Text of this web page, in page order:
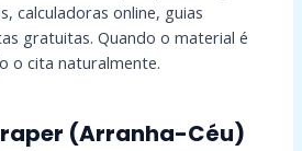
calculadoras online, guias
gratuitas. Quando o material é
o cita naturalmente.
(Arranha-Céu)